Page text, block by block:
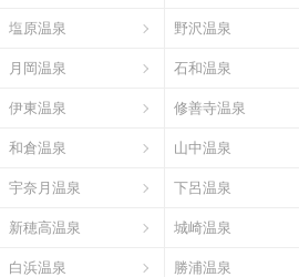
塩原温泉 野沢温泉
月岡温泉 石和温泉
伊東温泉 修善寺温泉
和倉温泉 山中温泉
宇奈月温泉 下呂温泉
新穂高温泉 城崎温泉
白浜温泉 勝浦温泉